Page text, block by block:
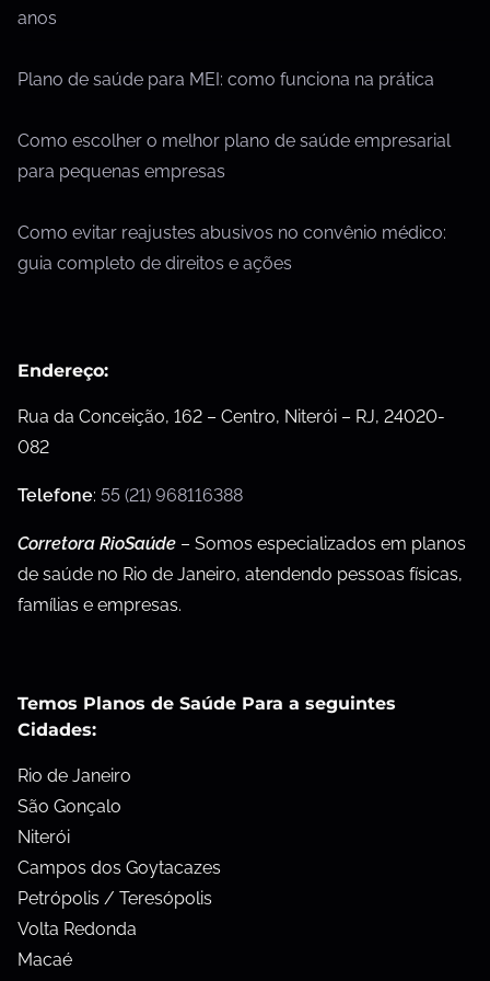
anos
Plano de saúde para MEI: como funciona na prática
Como escolher o melhor plano de saúde empresarial
para pequenas empresas
Como evitar reajustes abusivos no convênio médico:
guia completo de direitos e ações
Endereço:
Rua da Conceição, 162 – Centro, Niterói – RJ, 24020-
082
Telefone: 55 (21) 968116388
Corretora RioSaúde – Somos especializados em planos
de saúde no Rio de Janeiro, atendendo pessoas físicas,
famílias e empresas.
Temos Planos de Saúde Para a seguintes
Cidades:
Rio de Janeiro
São Gonçalo
Niterói
Campos dos Goytacazes
Petrópolis / Teresópolis
Volta Redonda
Macaé